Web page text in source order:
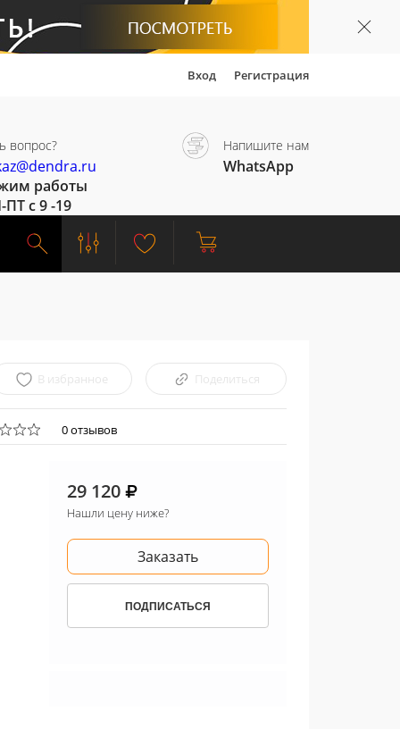
Вход Регистрация
вопрос?
работы
с 9 -19
Напишите нам
WhatsApp
В избранное Поделиться
0 отзывов
29 120
Нашли цену ниже?
Заказать
ПОДПИСАТЬСЯ